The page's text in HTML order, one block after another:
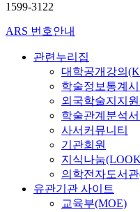
1599-3122
ARS 번호안내
관련누리집
대학공개강의
학술정보통계
외국학술지지
학술관계분석
사서커뮤니티
기관회원
지식나눔
의학전자도서
유관기관 사이트
교육부(MOE)